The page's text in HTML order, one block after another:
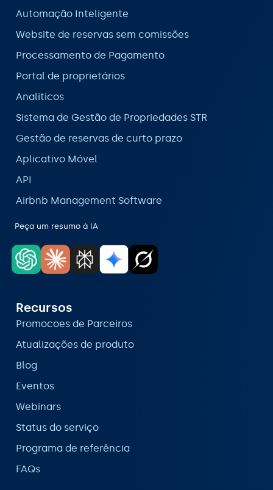
Automação Inteligente
Website de reservas sem comissões
Processamento de Pagamento
Portal de proprietários
Analiticos
Sistema de Gestão de Propriedades STR
Gestão de reservas de curto prazo
Aplicativo Móvel
API
Airbnb Management Software
Peça um resumo à IA
Recursos
Promocoes de Parceiros
Atualizações de produto
Blog
Eventos
Webinars
Status do serviço
Programa de referência
FAQs